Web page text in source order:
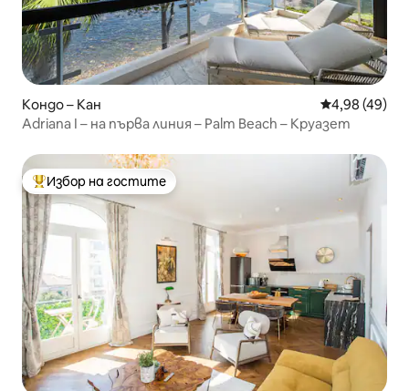
Кондо – Кан Средна
4,98 (49)
Adriana I – на първа линия – Palm Beach – Круазет
Най-популярен избор на гостите
Избор на гостите